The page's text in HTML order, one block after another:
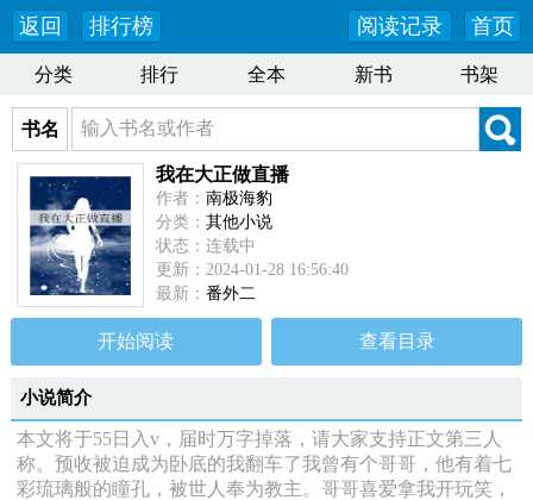
返回 排行榜 首页
阅读记录
分类 排行 全本 新书 书架
书名
我在大正做直播
作者： 南极海豹
分类： 其他小说
状态：连载中
更新：2024-01-28 16:56:40
最新： 番外二
开始阅读 查看目录
小说简介
本文将于55日入v，届时万字掉落，请大家支持正文第三人
称。预收被迫成为卧底的我翻车了我曾有个哥哥，他有着七
彩琉璃般的瞳孔，被世人奉为教主。哥哥喜爱拿我开玩笑，